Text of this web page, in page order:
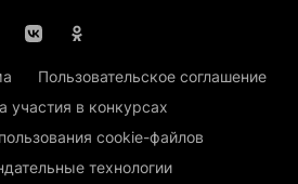
Пользовательское соглашение
участия в конкурсах
cookie-файлов
технологии